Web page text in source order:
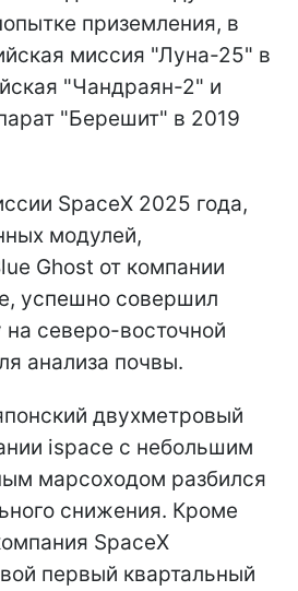
приземления, в
миссия "Луна-25" в
"Чандраян-2" и
"Берешит" в 2019
SpaceX 2025 года,
модулей,
Ghost от компании
успешно совершил
северо-восточной
анализа почвы.
двухметровый
ispace с небольшим
марсоходом разбился
снижения. Кроме
SpaceX
первый квартальный